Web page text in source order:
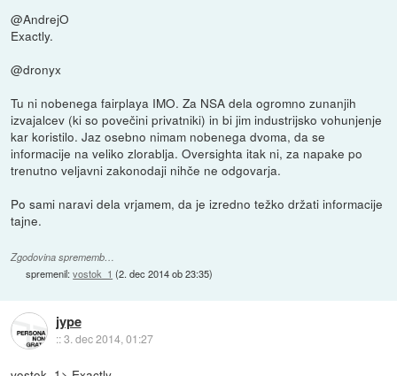
@AndrejO
Exactly.
@dronyx
Tu ni nobenega fairplaya IMO. Za NSA dela ogromno zunanjih
izvajalcev (ki so povečini privatniki) in bi jim industrijsko vohunjenje
kar koristilo. Jaz osebno nimam nobenega dvoma, da se
informacije na veliko zlorablja. Oversighta itak ni, za napake po
trenutno veljavni zakonodaji nihče ne odgovarja.
Po sami naravi dela vrjamem, da je izredno težko držati informacije
tajne.
Zgodovina sprememb…
spremenil:vostok_1 (2. dec 2014 ob 23:35)
jype
::3. dec 2014, 01:27